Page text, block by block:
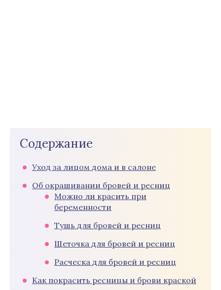
Содержание
Уход за лицом дома и в салоне
Об окрашивании бровей и ресниц
Можно ли красить при
беременности
Тушь для бровей и ресниц
Щеточка для бровей и ресниц
Расческа для бровей и ресниц
Как покрасить ресницы и брови краской